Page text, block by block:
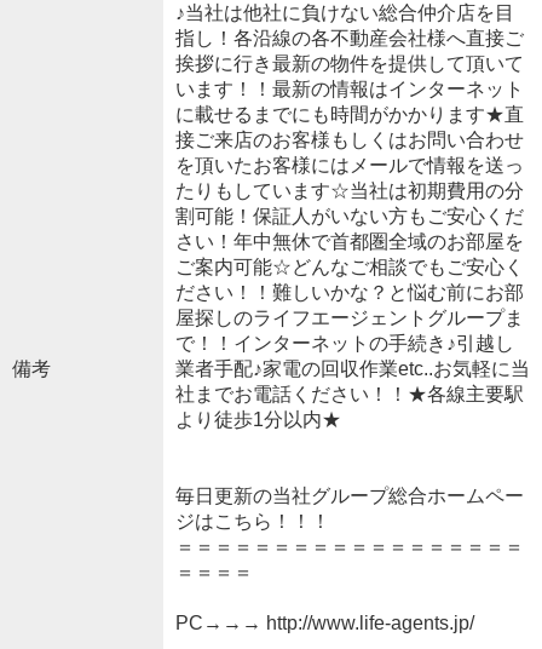
備考
♪当社は他社に負けない総合仲介店を目
指し！各沿線の各不動産会社様へ直接ご
挨拶に行き最新の物件を提供して頂いて
います！！最新の情報はインターネット
に載せるまでにも時間がかかります★直
接ご来店のお客様もしくはお問い合わせ
を頂いたお客様にはメールで情報を送っ
たりもしています☆当社は初期費用の分
割可能！保証人がいない方もご安心くだ
さい！年中無休で首都圏全域のお部屋を
ご案内可能☆どんなご相談でもご安心く
ださい！！難しいかな？と悩む前にお部
屋探しのライフエージェントグループま
で！！インターネットの手続き♪引越し
業者手配♪家電の回収作業etc..お気軽に当
社までお電話ください！！★各線主要駅
より徒歩1分以内★
毎日更新の当社グループ総合ホームペー
ジはこちら！！！
＝＝＝＝＝＝＝＝＝＝＝＝＝＝＝＝＝＝
＝＝＝＝
PC→→→ http://www.life-agents.jp/